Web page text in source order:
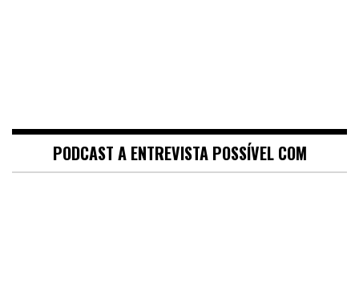
PODCAST A ENTREVISTA POSSÍVEL COM